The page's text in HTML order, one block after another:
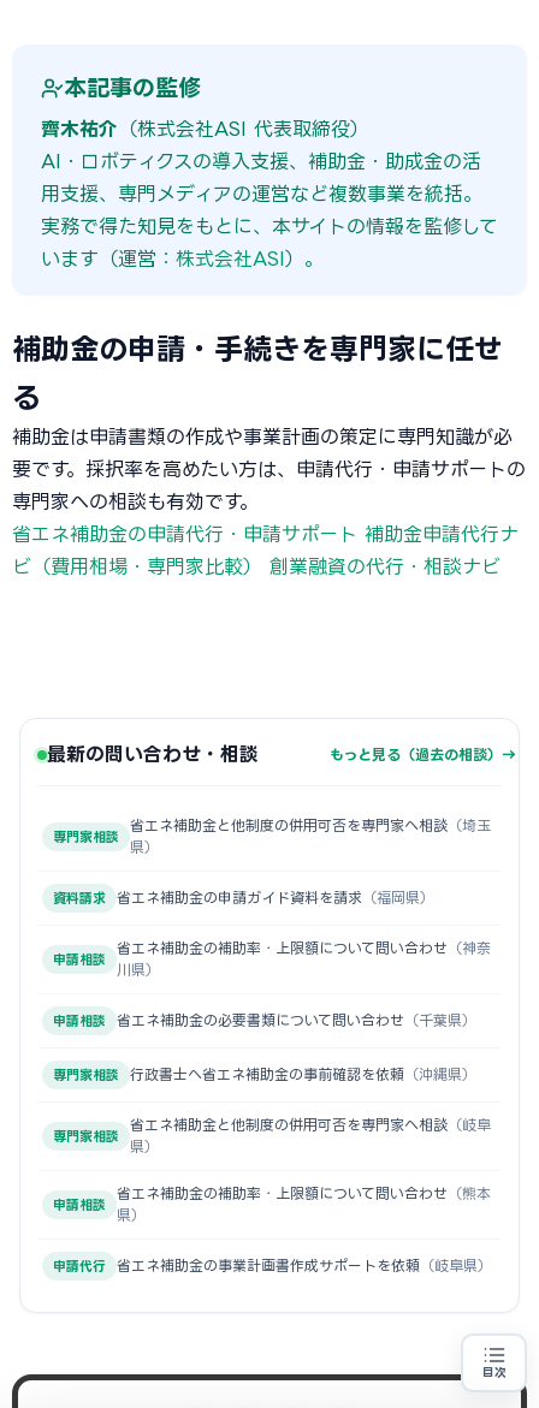
本記事の監修
齊木祐介 （株式会社ASI 代表取締役）
AI・ロボティクスの導入支援、補助金・助成金の活
用支援、専門メディアの運営など複数事業を統括。
実務で得た知見をもとに、本サイトの情報を監修して
います（運営： 株式会社ASI）。
補助金の申請・手続きを専門家に任せ
る
補助金は申請書類の作成や事業計画の策定に専門知識が必
要です。採択率を高めたい方は、申請代行・申請サポートの
専門家への相談も有効です。
省エネ補助金の申請代行・申請サポート 補助金申請代行ナ
ビ（費用相場・専門家比較）
創業融資の代行・相談ナビ
目次
最新の問い合わせ・相談 もっと見る（過去の相談）→
専門家相談
省エネ補助金と他制度の併用可否を専門家へ相談 （埼玉
県）
資料請求 省エネ補助金の申請ガイド資料を請求 （福岡県）
申請相談
省エネ補助金の補助率・上限額について問い合わせ （神奈
川県）
申請相談 省エネ補助金の必要書類について問い合わせ （千葉県）
専門家相談 行政書士へ省エネ補助金の事前確認を依頼 （沖縄県）
専門家相談
省エネ補助金と他制度の併用可否を専門家へ相談 （岐阜
県）
申請相談
省エネ補助金の補助率・上限額について問い合わせ （熊本
県）
申請代行 省エネ補助金の事業計画書作成サポートを依頼 （岐阜県）